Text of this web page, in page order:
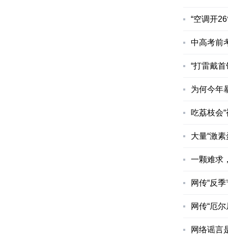
“空调开
中高考前
“打雷戴
为何今年
吃荔枝会
大量“激
一颗难求
网传“反
网传“厄
网络谣言